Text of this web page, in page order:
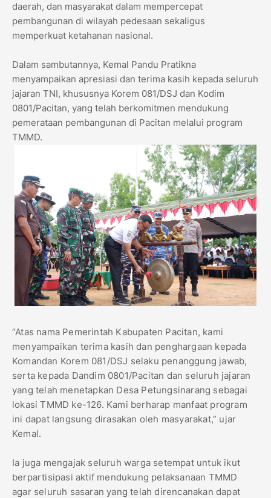
daerah, dan masyarakat dalam mempercepat
pembangunan di wilayah pedesaan sekaligus
memperkuat ketahanan nasional.
Dalam sambutannya, Kemal Pandu Pratikna
menyampaikan apresiasi dan terima kasih kepada seluruh
jajaran TNI, khususnya Korem 081/DSJ dan Kodim
0801/Pacitan, yang telah berkomitmen mendukung
pemerataan pembangunan di Pacitan melalui program
TMMD.
“Atas nama Pemerintah Kabupaten Pacitan, kami
menyampaikan terima kasih dan penghargaan kepada
Komandan Korem 081/DSJ selaku penanggung jawab,
serta kepada Dandim 0801/Pacitan dan seluruh jajaran
yang telah menetapkan Desa Petungsinarang sebagai
lokasi TMMD ke-126. Kami berharap manfaat program
ini dapat langsung dirasakan oleh masyarakat,” ujar
Kemal.
Ia juga mengajak seluruh warga setempat untuk ikut
berpartisipasi aktif mendukung pelaksanaan TMMD
agar seluruh sasaran yang telah direncanakan dapat